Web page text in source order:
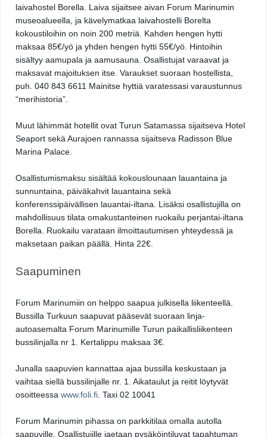
laivahostel Borella. Laiva sijaitsee aivan Forum Marinumin
museoalueella, ja kävelymatkaa laivahostelli Borelta
kokoustiloihin on noin 200 metriä. Kahden hengen hytti
maksaa 85€/yö ja yhden hengen hytti 55€/yö. Hintoihin
sisältyy aamupala ja aamusauna. Osallistujat varaavat ja
maksavat majoituksen itse. Varaukset suoraan hostellista,
puh. 040 843 6611 Mainitse hyttiä varatessasi varaustunnus
“merihistoria”.
Muut lähimmät hotellit ovat Turun Satamassa sijaitseva Hotel
Seaport sekä Aurajoen rannassa sijaitseva Radisson Blue
Marina Palace.
Osallistumismaksu sisältää kokouslounaan lauantaina ja
sunnuntaina, päiväkahvit lauantaina sekä
konferenssipäivällisen lauantai-iltana. Lisäksi osallistujilla on
mahdollisuus tilata omakustanteinen ruokailu perjantai-iltana
Borella. Ruokailu varataan ilmoittautumisen yhteydessä ja
maksetaan paikan päällä. Hinta 22€.
Saapuminen
Forum Marinumiin on helppo saapua julkisella liikenteellä.
Bussilla Turkuun saapuvat pääsevät suoraan linja-
autoasemalta Forum Marinumille Turun paikallisliikenteen
bussilinjalla nr 1. Kertalippu maksaa 3€.
Junalla saapuvien kannattaa ajaa bussilla keskustaan ja
vaihtaa siellä bussilinjalle nr. 1. Aikataulut ja reitit löytyvät
osoitteessa www.foli.fi . Taxi 02 10041
Forum Marinumin pihassa on parkkitilaa omalla autolla
saapuville. Osallistujille jaetaan pysäköintiluvat tapahtuman